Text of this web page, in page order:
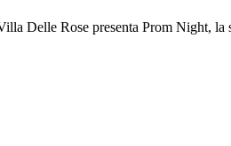
Delle Rose presenta Prom Night, la